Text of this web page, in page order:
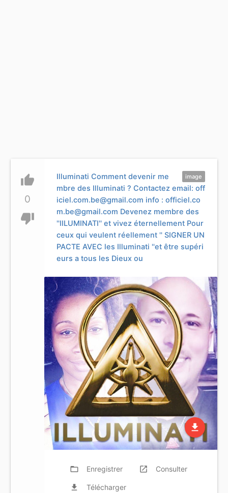
thumb_up
0
thumb_down
image
Illuminati Comment devenir me
mbre des Illuminati ? Contactez email: off
iciel.com.be@gmail.com info : officiel.co
m.be@gmail.com Devenez membre des
''IILUMINATI'' et vivez éternellement Pour
ceux qui veulent réellement '' SIGNER UN
PACTE AVEC les Illuminati ''et être supéri
eurs a tous les Dieux ou
file_download
folder_open Enregistrer launch Consulter
file_download Télécharger